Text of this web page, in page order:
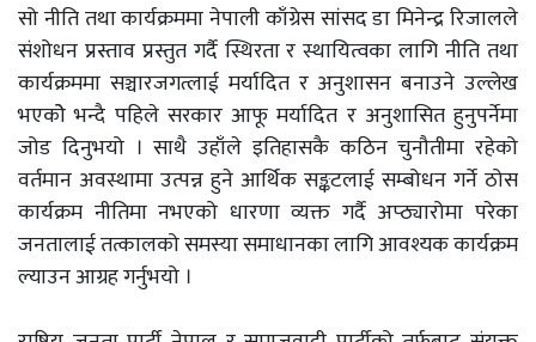
सो नीति तथा कार्यक्रममा नेपाली काँग्रेस सांसद डा मिनेन्द्र रिजालले
संशोधन प्रस्ताव प्रस्तुत गर्दै स्थिरता र स्थायित्वका लागि नीति तथा
कार्यक्रममा सञ्चारजगत्लाई मर्यादित र अनुशासन बनाउने उल्लेख
भएकोे भन्दै पहिले सरकार आफू मर्यादित र अनुशासित हुनुपर्नेमा
जोड दिनुभयो । साथै उहाँले इतिहासकै कठिन चुनौतीमा रहेको
वर्तमान अवस्थामा उत्पन्न हुने आर्थिक सङ्कटलाई सम्बोधन गर्ने ठोस
कार्यक्रम नीतिमा नभएको धारणा व्यक्त गर्दै अप्ठ्यारोमा परेका
जनतालाई तत्कालको समस्या समाधानका लागि आवश्यक कार्यक्रम
ल्याउन आग्रह गर्नुभयो ।